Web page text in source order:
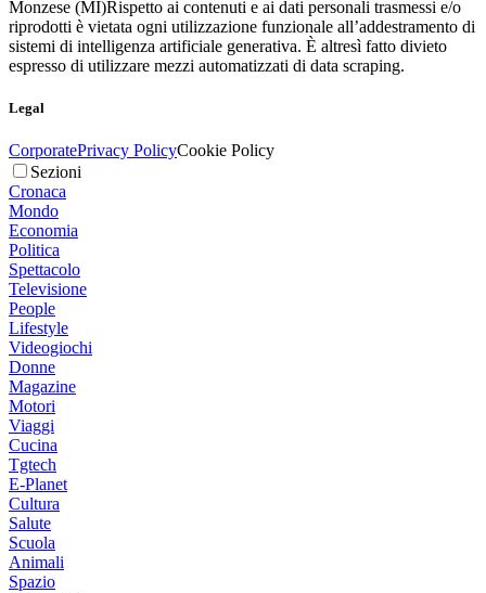
Monzese (MI)Rispetto ai contenuti e ai dati personali trasmessi e/o
riprodotti è vietata ogni utilizzazione funzionale all’addestramento di
sistemi di intelligenza artificiale generativa. È altresì fatto divieto
espresso di utilizzare mezzi automatizzati di data scraping.
Legal
CorporatePrivacy PolicyCookie Policy
Sezioni
Cronaca
Mondo
Economia
Politica
Spettacolo
Televisione
People
Lifestyle
Videogiochi
Donne
Magazine
Motori
Viaggi
Cucina
Tgtech
E-Planet
Cultura
Salute
Scuola
Animali
Spazio